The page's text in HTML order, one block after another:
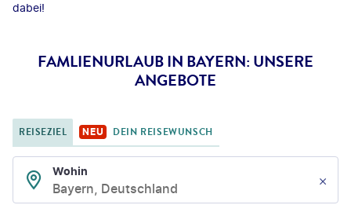
dabei!
FAMLIENURLAUB IN BAYERN: UNSERE
ANGEBOTE
REISEZIEL NEU DEIN REISEWUNSCH
Wohin
Bayern, Deutschland